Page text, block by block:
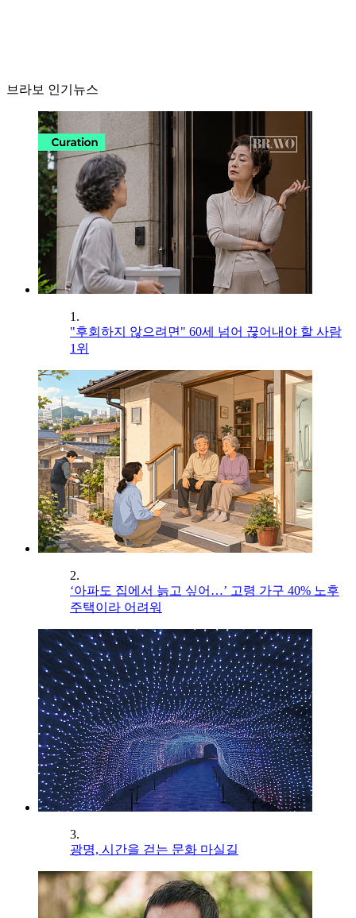
브라보 인기뉴스
1.
"후회하지 않으려면" 60세 넘어 끊어내야 할 사람
1위
2.
‘아파도 집에서 늙고 싶어…’ 고령 가구 40% 노후
주택이라 어려워
3.
광명, 시간을 걷는 문화 마실길